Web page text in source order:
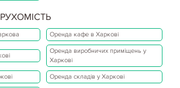
Оренда кафе в Харкові
Оренда виробничих приміщень у
Харкові
Оренда складів у Харкові